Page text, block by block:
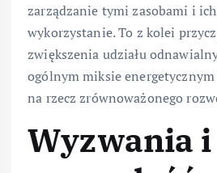
zarządzanie tymi zasobami i
wykorzystanie. To z kolei
zwiększenia udziału
ogólnym miksie
na rzecz zrównoważonego
Wyzwania i